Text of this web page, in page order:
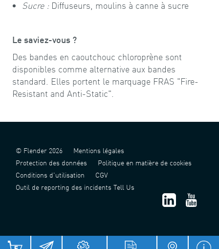
Sucre :Diffuseurs, moulins à canne à sucre
Le saviez-vous ?
Des bandes en caoutchouc chloroprène sont
disponibles comme alternative aux bandes
standard. Elles portent le marquage FRAS "Fire-
Resistant and Anti-Static".
© Flender 2026
Mentions légales
Protection des données
Politique en matière de cookies
Conditions d'utilisation
CGV
Outil de reporting des incidents Tell Us
津 ICP 备 2022006124 号 - 1 津公网安备 12011302141517 号